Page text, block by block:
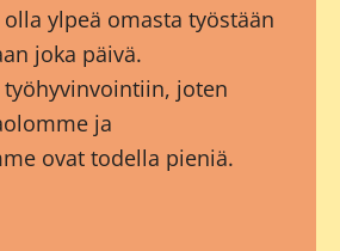
ylpeä omasta työstään
joka päivä.
työhyvinvointiin, joten
ja
ovat todella pieniä.